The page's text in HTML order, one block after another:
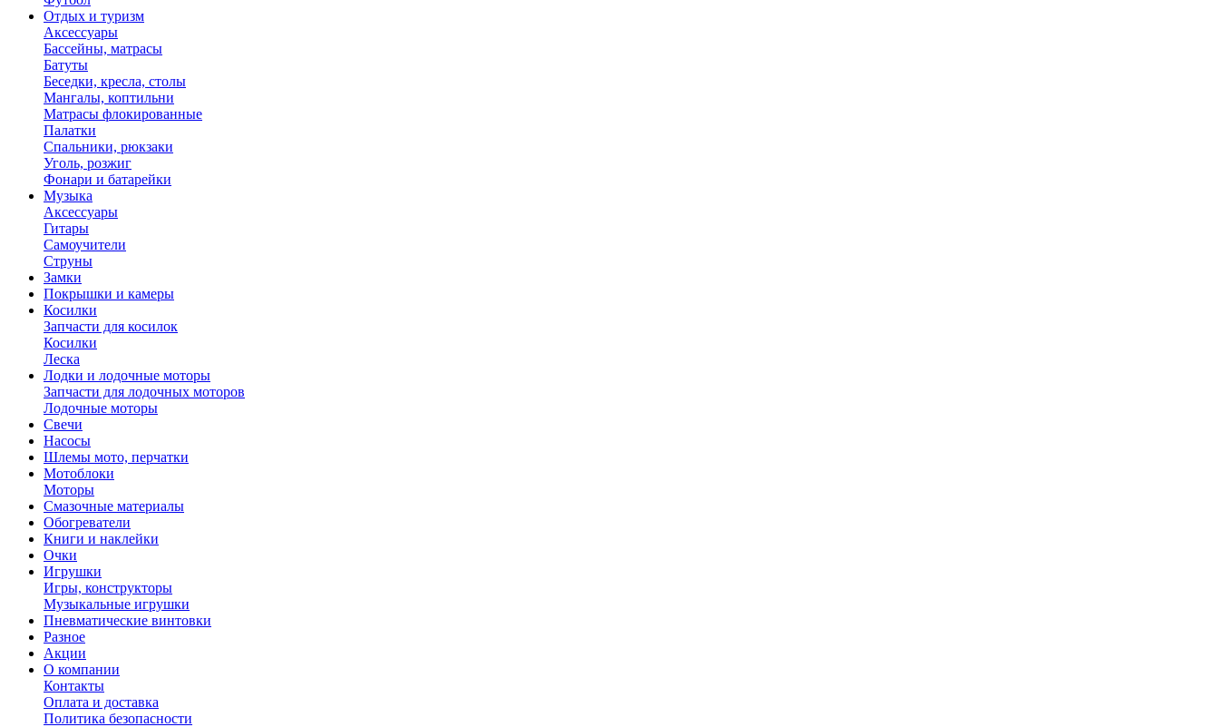
Отдых и туризм
Аксессуары
Бассейны, матрасы
Батуты
Беседки, кресла, столы
Мангалы, коптильни
Матрасы флокированные
Палатки
Спальники, рюкзаки
Уголь, розжиг
Фонари и батарейки
Музыка
Аксессуары
Гитары
Самоучители
Струны
Замки
Покрышки и камеры
Косилки
Запчасти для косилок
Косилки
Леска
Лодки и лодочные моторы
Запчасти для лодочных моторов
Лодочные моторы
Свечи
Насосы
Шлемы мото, перчатки
Мотоблоки
Моторы
Смазочные материалы
Обогреватели
Книги и наклейки
Очки
Игрушки
Игры, конструкторы
Музыкальные игрушки
Пневматические винтовки
Разное
Акции
О компании
Контакты
Оплата и доставка
Политика безопасности